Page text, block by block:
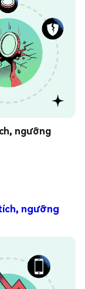
ngưỡng
ngưỡng